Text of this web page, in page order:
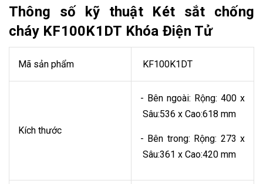
Thông số kỹ thuật Két sắt chống
cháy KF100K1DT Khóa Điện Tử
Mã sản phẩm KF100K1DT
Kích thước
- Bên ngoài: Rộng: 400 x
Sâu:536 x Cao:618 mm
- Bên trong: Rộng: 273 x
Sâu:361 x Cao:420 mm